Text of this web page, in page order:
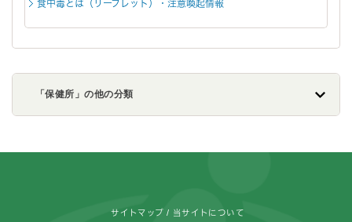
食中毒とは（リーフレット）・注意喚起情報
「保健所」の他の分類
サイトマップ 当サイトについて